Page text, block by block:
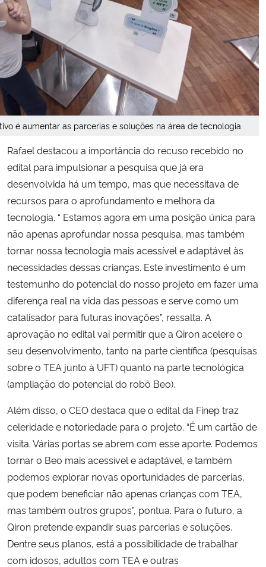
é aumentar as parcerias e soluções na área de tecnologia
Rafael destacou a importância do recuso recebido no
edital para impulsionar a pesquisa que já era
desenvolvida há um tempo, mas que necessitava de
recursos para o aprofundamento e melhora da
tecnologia. “ Estamos agora em uma posição única para
não apenas aprofundar nossa pesquisa, mas também
tornar nossa tecnologia mais acessível e adaptável às
necessidades dessas crianças. Este investimento é um
testemunho do potencial do nosso projeto em fazer uma
diferença real na vida das pessoas e serve como um
catalisador para futuras inovações”, ressalta. A
aprovação no edital vai permitir que a Qiron acelere o
seu desenvolvimento, tanto na parte científica (pesquisas
sobre o TEA junto à UFT) quanto na parte tecnológica
(ampliação do potencial do robô Beo).
Além disso, o CEO destaca que o edital da Finep traz
celeridade e notoriedade para o projeto. “É um cartão de
visita. Várias portas se abrem com esse aporte. Podemos
tornar o Beo mais acessível e adaptável, e também
podemos explorar novas oportunidades de parcerias,
que podem beneficiar não apenas crianças com TEA,
mas também outros grupos”, pontua. Para o futuro, a
Qiron pretende expandir suas parcerias e soluções.
Dentre seus planos, está a possibilidade de trabalhar
com idosos, adultos com TEA e outras